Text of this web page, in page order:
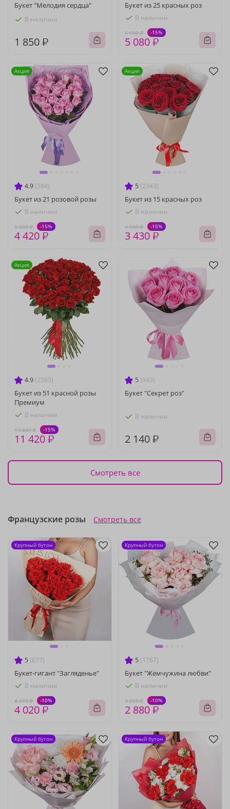
Букет "Мелодия сердца"
В наличии
1 850 ₽
Букет из 25 красных роз
В наличии
5 980 ₽ -15%
5 080 ₽
4.9 (384)
Букет из 21 розовой розы
В наличии
5 200 ₽ -15%
4 420 ₽
Акция
5 (2343)
Букет из 15 красных роз
В наличии
4 040 ₽ -15%
3 430 ₽
Акция
4.9 (2585)
Букет из 51 красной розы
Премиум
В наличии
13 440 ₽ -15%
11 420 ₽
Акция
5 (943)
Букет "Секрет роз"
В наличии
2 140 ₽
Смотреть все
Французские розы Смотреть все
5 (677)
Букет-гигант "Загляденье"
В наличии
4 470 ₽ -10%
4 020 ₽
Крупный бутон
5 (1767)
Букет "Жемчужина любви"
В наличии
3 200 ₽ -10%
2 880 ₽
Крупный бутон
Крупный бутон Крупный бутон